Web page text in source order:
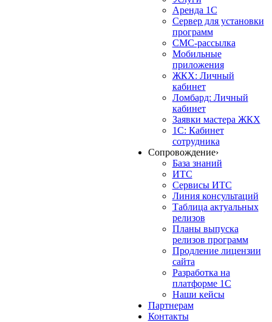
Аренда 1С
Сервер для установки
программ
СМС-рассылка
Мобильные
приложения
ЖКХ: Личный
кабинет
Ломбард: Личный
кабинет
Заявки мастера ЖКХ
1С: Кабинет
сотрудника
Сопровождение›
База знаний
ИТС
Сервисы ИТС
Линия консультаций
Таблица актуальных
релизов
Планы выпуска
релизов программ
Продление лицензии
сайта
Разработка на
платформе 1С
Наши кейсы
Партнерам
Контакты